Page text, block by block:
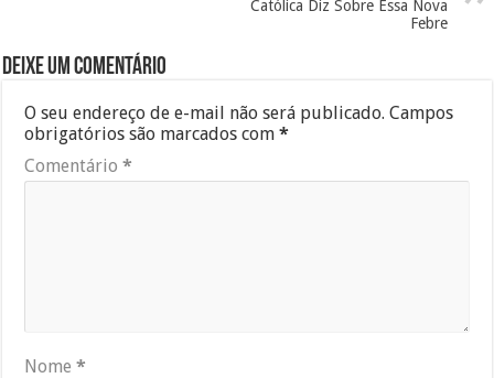
Católica Diz Sobre Essa Nova
Febre
Deixe um comentário
O seu endereço de e-mail não será publicado. Campos
obrigatórios são marcados com*
Comentário*
Nome*